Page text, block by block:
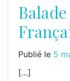
Publié le 5
[…]